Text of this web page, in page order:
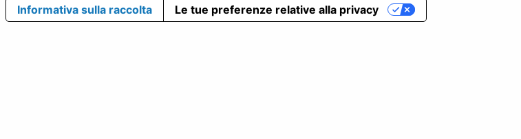
Informativa sulla raccolta Le tue preferenze relative alla privacy